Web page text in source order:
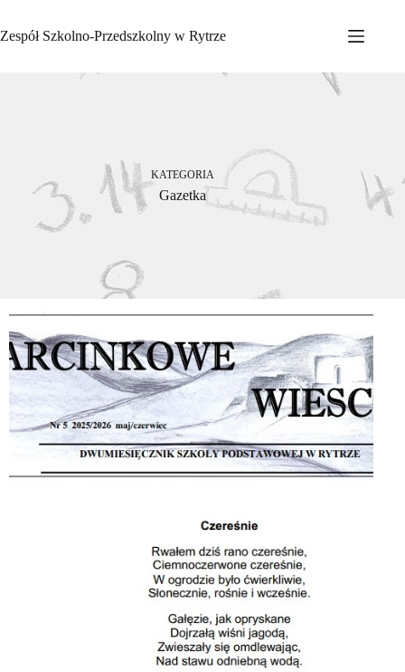
treści
Zespół Szkolno-Przedszkolny w Rytrze
KATEGORIA
Gazetka